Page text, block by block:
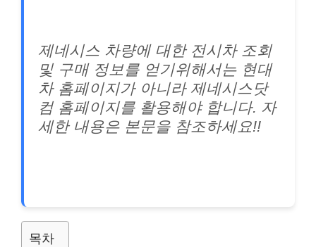
제네시스 차량에 대한 전시차 조회
및 구매 정보를 얻기위해서는 현대
차 홈페이지가 아니라 제네시스닷
컴 홈페이지를 활용해야 합니다. 자
세한 내용은 본문을 참조하세요!!
목차